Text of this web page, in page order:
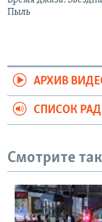
Пыль
АРХИВ
СПИСОК
Смотрите